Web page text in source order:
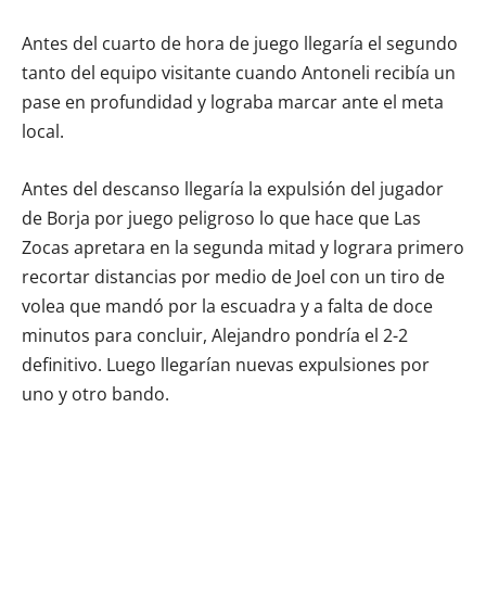
Antes del cuarto de hora de juego llegaría el segundo
tanto del equipo visitante cuando Antoneli recibía un
pase en profundidad y lograba marcar ante el meta
local.
Antes del descanso llegaría la expulsión del jugador
de Borja por juego peligroso lo que hace que Las
Zocas apretara en la segunda mitad y lograra primero
recortar distancias por medio de Joel con un tiro de
volea que mandó por la escuadra y a falta de doce
minutos para concluir, Alejandro pondría el 2-2
definitivo. Luego llegarían nuevas expulsiones por
uno y otro bando.